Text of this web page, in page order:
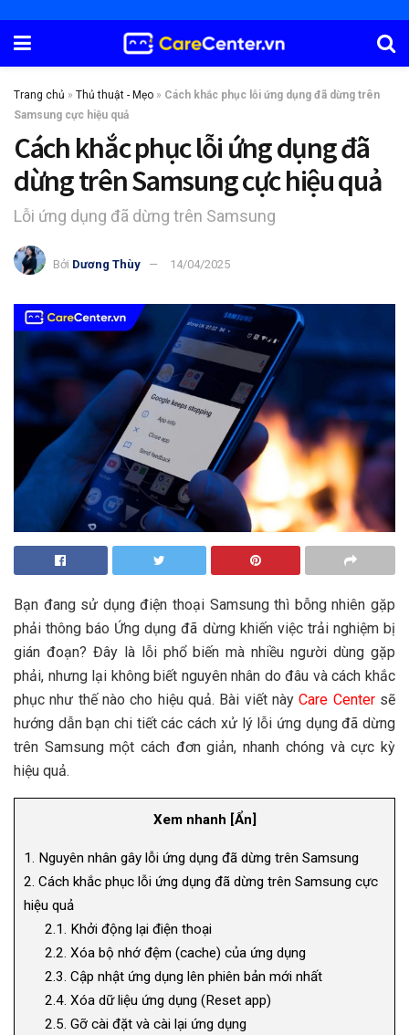
Trang chủ » Thủ thuật - Mẹo » Cách khắc phục lỗi ứng dụng đã dừng trên
Samsung cực hiệu quả
Cách khắc phục lỗi ứng dụng đã
dừng trên Samsung cực hiệu quả
Lỗi ứng dụng đã dừng trên Samsung
Bởi Dương Thùy 14/04/2025
Bạn đang sử dụng điện thoại Samsung thì bỗng nhiên gặp
phải thông báo Ứng dụng đã dừng khiến việc trải nghiệm bị
gián đoạn? Đây là lỗi phổ biến mà nhiều người dùng gặp
phải, nhưng lại không biết nguyên nhân do đâu và cách khắc
phục như thế nào cho hiệu quả. Bài viết nàyCare Centersẽ
hướng dẫn bạn chi tiết các cách xử lý lỗi ứng dụng đã dừng
trên Samsung một cách đơn giản, nhanh chóng và cực kỳ
hiệu quả.
Xem nhanh Ẩn
1.
Nguyên nhân gây lỗi ứng dụng đã dừng trên Samsung
2. Cách khắc phục lỗi ứng dụng đã dừng trên Samsung cực
hiệu quả
2.1.
Khởi động lại điện thoại
2.2. Xóa bộ nhớ đệm (cache) của ứng dụng
2.3. Cập nhật ứng dụng lên phiên bản mới nhất
2.4. Xóa dữ liệu ứng dụng (Reset app)
2.5. Gỡ cài đặt và cài lại ứng dụng